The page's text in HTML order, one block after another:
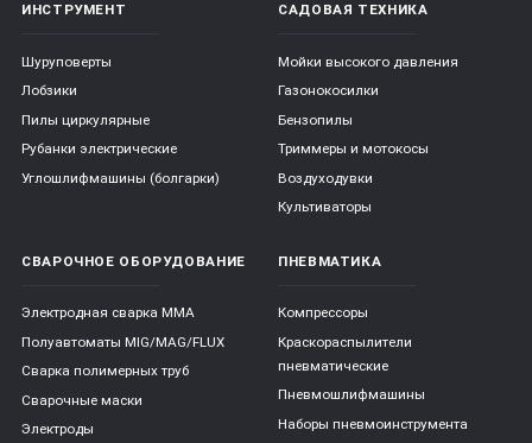
ИНСТРУМЕНТ
Шуруповерты
Лобзики
Пилы циркулярные
Рубанки электрические
Углошлифмашины (болгарки)
САДОВАЯ ТЕХНИКА
Мойки высокого давления
Газонокосилки
Бензопилы
Триммеры и мотокосы
Воздуходувки
Культиваторы
СВАРОЧНОЕ ОБОРУДОВАНИЕ
Электродная сварка ММА
Полуавтоматы MIG/MAG/FLUX
Сварка полимерных труб
Сварочные маски
Электроды
ПНЕВМАТИКА
Компрессоры
Краскораспылители
пневматические
Пневмошлифмашины
Наборы пневмоинструмента